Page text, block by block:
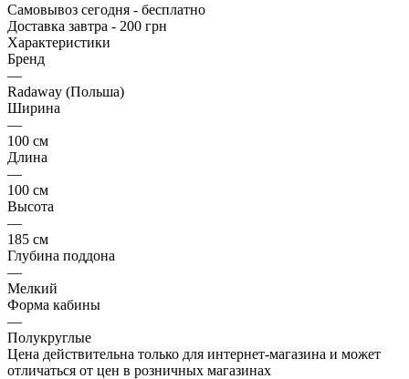
Самовывоз сегодня - бесплатно
Доставка завтра - 200 грн
Характеристики
Бренд
—
Radaway (Польша)
Ширина
—
100 см
Длина
—
100 см
Высота
—
185 см
Глубина поддона
—
Мелкий
Форма кабины
—
Полукруглые
Цена действительна только для интернет-магазина и может
отличаться от цен в розничных магазинах